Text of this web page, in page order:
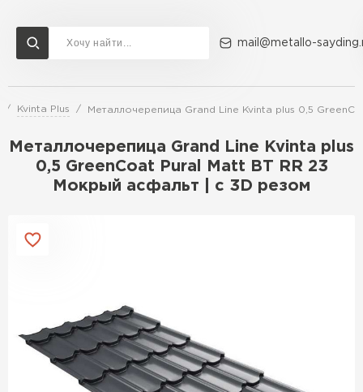
mail@metallo-
Kvinta Plus Металлочерепица Grand Line Kvinta plus 0,5
Металлочерепица Grand Line Kvinta plus
0,5 GreenCoat Pural Matt BT RR 23
Мокрый асфальт | c 3D резом
Доставка и оплата Акции О компании Контакты
Перейти в каталог